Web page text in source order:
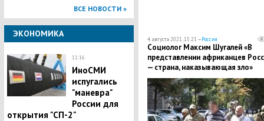
ВСЕ НОВОСТИ »
ЭКОНОМИКА
11:16
ИноСМИ
испугались
"маневра"
России для
открытия "СП-2"
4 августа 2021, 15:21 —Россия
Социолог Максим Шугалей «В
представлении африканцев
— страна, наказывающая зло»